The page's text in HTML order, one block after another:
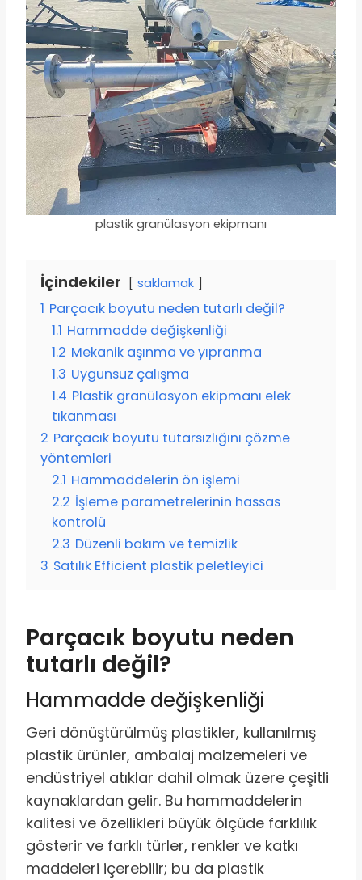
plastik granülasyon ekipmanı
İçindekiler saklamak
1 Parçacık boyutu neden tutarlı değil?
1.1 Hammadde değişkenliği
1.2 Mekanik aşınma ve yıpranma
1.3 Uygunsuz çalışma
1.4 Plastik granülasyon ekipmanı elek
tıkanması
2 Parçacık boyutu tutarsızlığını çözme
yöntemleri
2.1 Hammaddelerin ön işlemi
2.2 İşleme parametrelerinin hassas
kontrolü
2.3 Düzenli bakım ve temizlik
3 Satılık Efficient plastik peletleyici
Parçacık boyutu neden
tutarlı değil?
Hammadde değişkenliği
Geri dönüştürülmüş plastikler, kullanılmış
plastik ürünler, ambalaj malzemeleri ve
endüstriyel atıklar dahil olmak üzere çeşitli
kaynaklardan gelir. Bu hammaddelerin
kalitesi ve özellikleri büyük ölçüde farklılık
gösterir ve farklı türler, renkler ve katkı
maddeleri içerebilir; bu da plastik